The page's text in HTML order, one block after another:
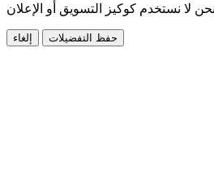
إلغاء حفظ التفضيلات